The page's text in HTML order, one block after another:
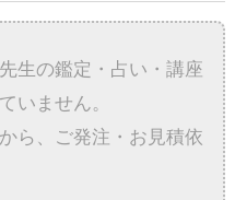
生の鑑定・占い・講座
いません。
から、ご発注・お見積依